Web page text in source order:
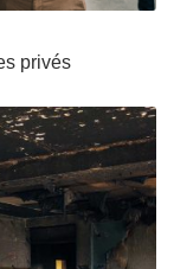
privés